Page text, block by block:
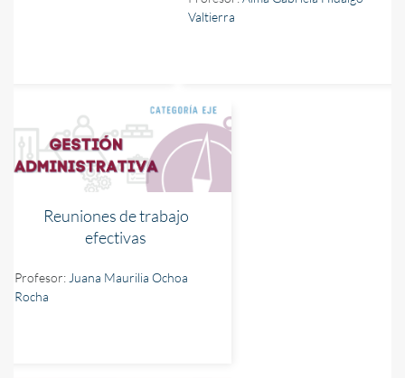
Valtierra
Reuniones de trabajo
efectivas
Profesor: Juana Maurilia Ochoa
Rocha